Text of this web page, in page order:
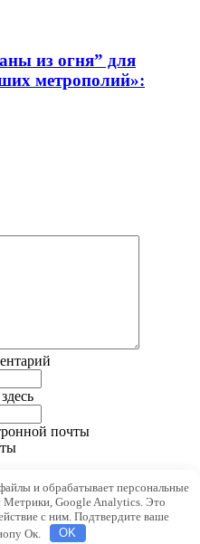
из огня” для
метрополий»:
почты
in this browser for the next
и обрабатывает персональные
Метрики, Google Analytics. Это
с ним. Подтвердите ваше
Ок.
OK